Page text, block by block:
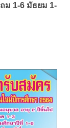
ม 1-6 มัธยม 1-